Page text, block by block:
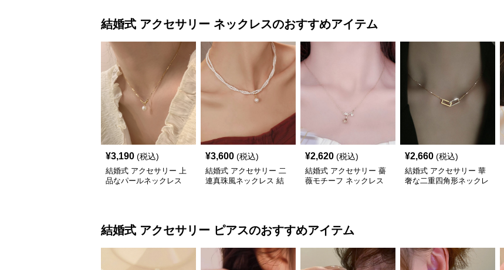
結婚式 アクセサリー ネックレスのおすすめアイテム
¥3,190 (税込)
結婚式 アクセサリー 上
品なパールネックレス
¥3,600 (税込)
結婚式 アクセサリー 二
連真珠風ネックレス 結
¥2,620 (税込)
結婚式 アクセサリー 薔
薇モチーフ ネックレス
¥2,660 (税込)
結婚式 アクセサリー 華
奢な二重四角形ネックレ
結婚式 アクセサリー ピアスのおすすめアイテム